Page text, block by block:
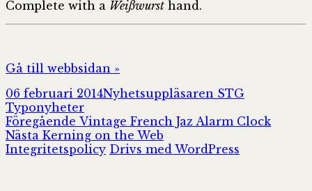
Complete with a Weißwurst hand.
Gå till webbsidan »
Postat
06 februari 2014Författare
Nyhetsuppläsaren STGKategorier
Typonyheter
Inläggsnavigering
Föregående Föregående
inlägg:
Vintage French Jaz Alarm Clock
Nästa Nästa
inlägg:
Kerning on the Web
Integritetspolicy Drivs med WordPress